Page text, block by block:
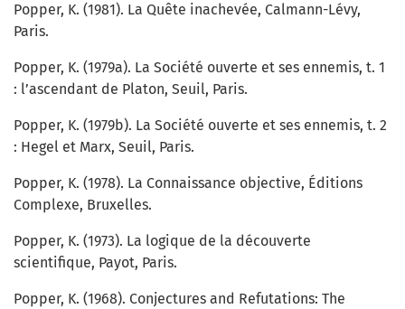
Popper, K. (1981). La Quête inachevée, Calmann-Lévy,
Paris.
Popper, K. (1979a). La Société ouverte et ses ennemis, t. 1
: l’ascendant de Platon, Seuil, Paris.
Popper, K. (1979b). La Société ouverte et ses ennemis, t. 2
: Hegel et Marx, Seuil, Paris.
Popper, K. (1978). La Connaissance objective, Éditions
Complexe, Bruxelles.
Popper, K. (1973). La logique de la découverte
scientifique, Payot, Paris.
Popper, K. (1968). Conjectures and Refutations: The